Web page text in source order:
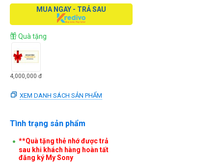
MUA NGAY - TRẢ SAU
Quà tặng
4,000,000 đ
XEM DANH SÁCH SẢN PHẨM
Tình trạng sản phẩm
**Quà tặng thẻ nhớ được trả
sau khi khách hàng hoàn tất
đăng ký My Sony